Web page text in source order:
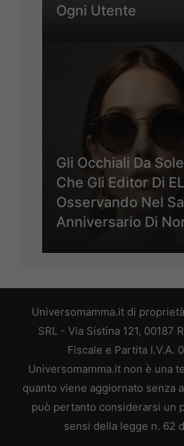
Ogni Utente
Gli Occhiali Da
Che Gli Editor Di
Osservando Nel
Anniversario Di
Universomamma.it di
SRL - Via Sistina 121, 00187
Fiscale e Partita I.V.A.
Universomamma.it non è una
quanto viene aggiornato senza
può pertanto considerarsi un
sensi della legge n. 62